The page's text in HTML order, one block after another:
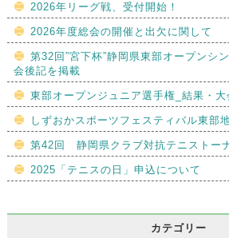
2026年リーグ戦、受付開始！
2026年度総会の開催と出欠に関して
第32回”宮下杯”静岡県東部オープンシ
会後記を掲載
東部オープンジュニア選手権_結果・大
しずおかスポーツフェスティバル東部
第42回 静岡県クラブ対抗テニストー
2025「テニスの日」申込について
カテゴリー